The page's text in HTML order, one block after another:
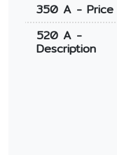
350 A - Price
520 A -
Description